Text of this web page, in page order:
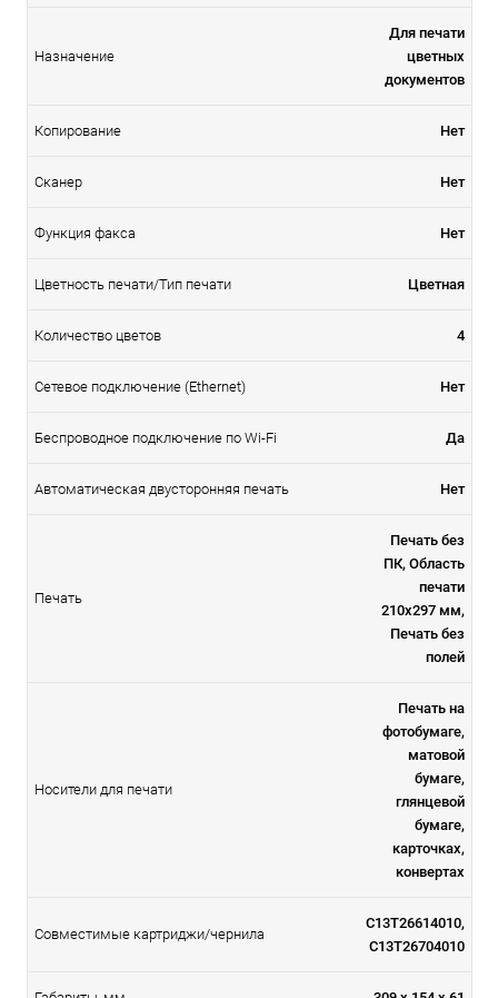
Назначение
Для печати
цветных
документов
Копирование Нет
Cканер Нет
Функция факса Нет
Цветность печати/Тип печати Цветная
Количество цветов 4
Сетевое подключение (Ethernet) Нет
Беспроводное подключение по Wi-Fi Да
Автоматическая двусторонняя печать Нет
Печать
Печать без
ПК, Область
печати
210x297 мм,
Печать без
полей
Носители для печати
Печать на
фотобумаге,
матовой
бумаге,
глянцевой
бумаге,
карточках,
конвертах
Совместимые картриджи/чернила
C13T26614010,
C13T26704010